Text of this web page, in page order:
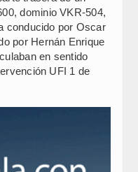
dominio VKR-504,
conducido por Oscar
por Hernán Enrique
en sentido
UFI 1 de